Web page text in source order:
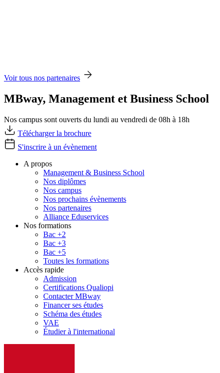
Voir tous nos partenaires
MBway, Management et Business School
Nos campus sont ouverts du lundi au vendredi de 08h à 18h
Télécharger la brochure
S'inscrire à un évènement
A propos
Management & Business School
Nos diplômes
Nos campus
Nos prochains évènements
Nos partenaires
Alliance Eduservices
Nos formations
Bac +2
Bac +3
Bac +5
Toutes les formations
Accès rapide
Admission
Certifications Qualiopi
Contacter MBway
Financer ses études
Schéma des études
VAE
Étudier à l'international